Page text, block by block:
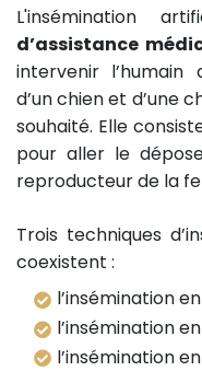
L'insémination
d’assistance
intervenir l’humain
d’un chien et d’une
souhaité. Elle
pour aller le
reproducteur de la
Trois techniques
coexistent :
l’insémination
l’insémination
l’insémination